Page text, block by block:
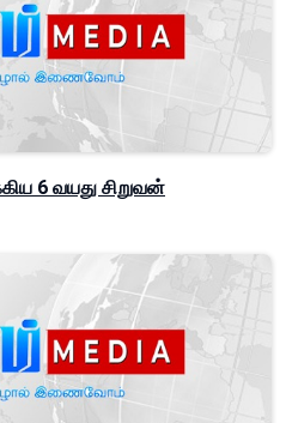
6 வயது சிறுவன்